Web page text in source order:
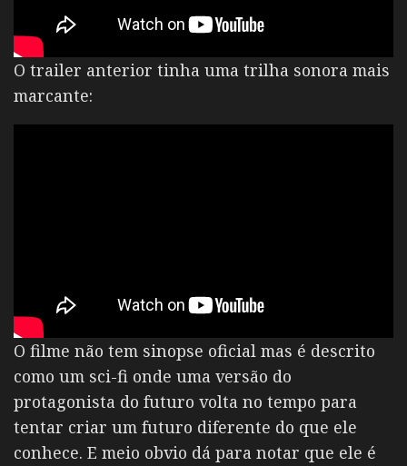
O trailer anterior tinha uma trilha sonora mais
marcante:
O filme não tem sinopse oficial mas é descrito
como um sci-fi onde uma versão do
protagonista do futuro volta no tempo para
tentar criar um futuro diferente do que ele
conhece. E meio obvio dá para notar que ele é